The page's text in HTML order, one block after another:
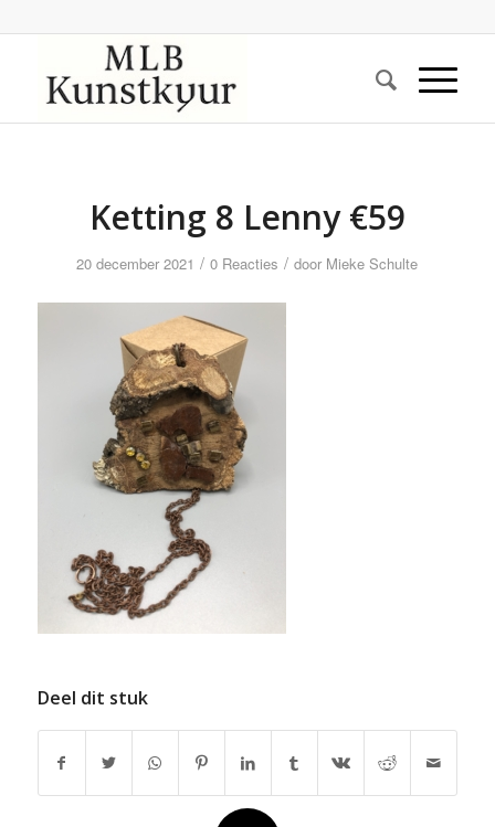
Ketting 8 Lenny €59
20 december 2021 / 0 Reacties / door Mieke Schulte
Deel dit stuk